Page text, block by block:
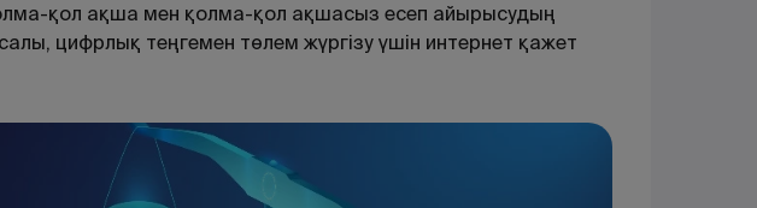
қол ақша мен қолма-қол ақшасыз есеп айырысудың
цифрлық теңгемен төлем жүргізу үшін интернет қажет